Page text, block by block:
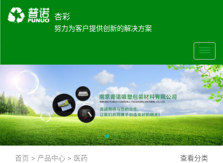
杏彩
努力为客户提供创新的解决方案
首页 > 产品中心 > 医药 查看分类